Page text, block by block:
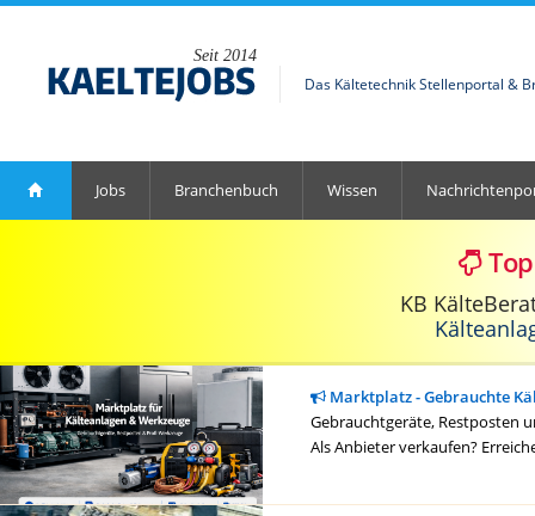
Seit 2014
Das Kältetechnik Stellenportal &
Jobs Branchenbuch Wissen
KB
Marktplatz - Gebrauchte
Gebrauchtgeräte, Restposten
Als Anbieter verkaufen?